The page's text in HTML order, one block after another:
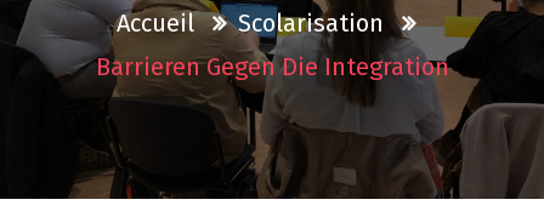
Accueil
Scolarisation
Barrieren Gegen Die Integration